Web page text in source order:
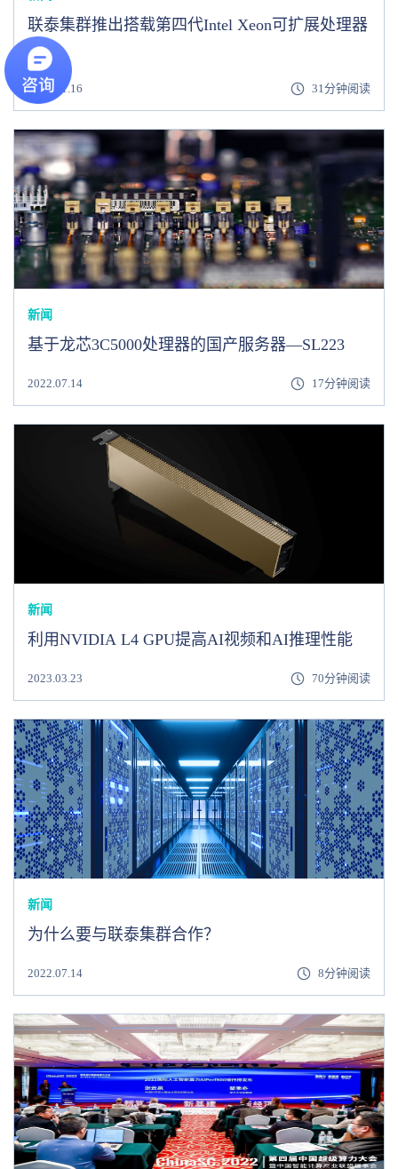
联泰集群推出搭载第四代Intel Xeon可扩展处理器
新品
2023.01.16 31分钟阅读
新闻
基于龙芯3C5000处理器的国产服务器—SL223
2022.07.14 17分钟阅读
新闻
利用NVIDIA L4 GPU提高AI视频和AI推理性能
2023.03.23 70分钟阅读
新闻
为什么要与联泰集群合作？
2022.07.14 8分钟阅读